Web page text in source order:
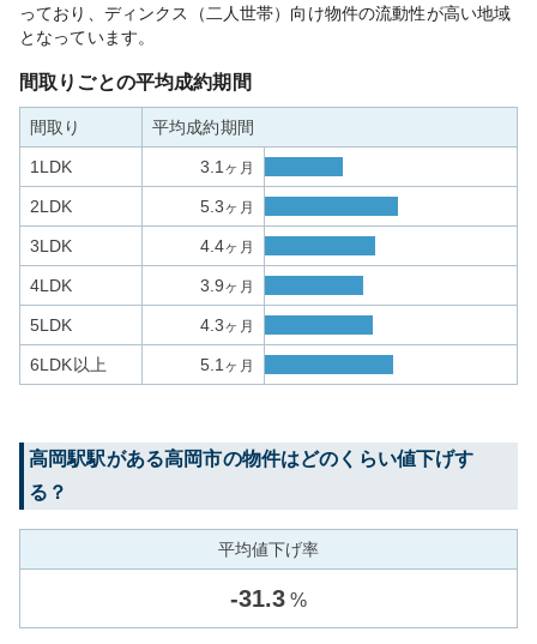
っており、ディンクス（二人世帯）向け物件の流動性が高い地域
となっています。
間取りごとの平均成約期間
間取り 平均成約期間
1LDK 3.1 ヶ月
2LDK 5.3ヶ月
3LDK 4.4ヶ月
4LDK 3.9ヶ月
5LDK 4.3ヶ月
6LDK以上 5.1 ヶ月
高岡駅駅がある高岡市の物件はどのくらい値下げす
る？
平均値下げ率
-31.3 %